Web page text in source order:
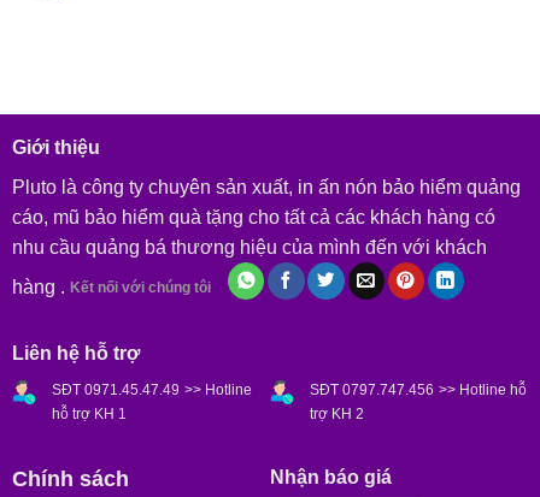
Giới thiệu
Pluto là công ty chuyên sản xuất, in ấn nón bảo hiểm quảng
cáo, mũ bảo hiểm quà tặng cho tất cả các khách hàng có
nhu cầu quảng bá thương hiệu của mình đến với khách
hàng . Kết nối với chúng tôi
Liên hệ hỗ trợ
SĐT 0971.45.47.49 >> Hotline
hỗ trợ KH 1
SĐT 0797.747.456 >> Hotline hỗ
trợ KH 2
Chính sách Nhận báo giá